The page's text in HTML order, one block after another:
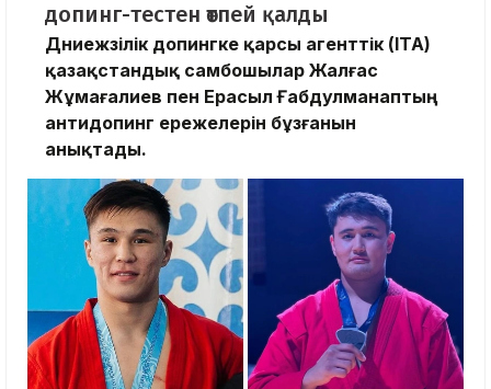
допинг-тестен өтпей қалды
Дүниежүзілік допингке қарсы агенттік (ITA)
қазақстандық самбошылар Жалғас
Жұмағалиев пен Ерасыл Ғабдулманаптың
антидопинг ережелерін бұзғанын
анықтады.